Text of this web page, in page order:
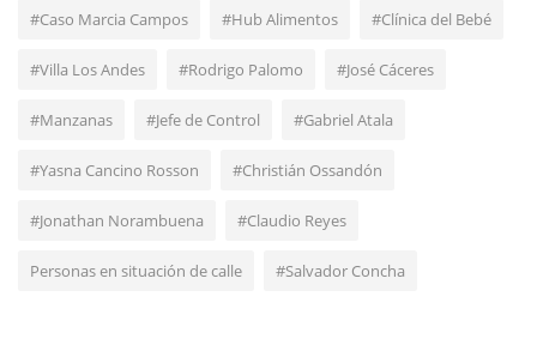
#Caso Marcia Campos #Hub Alimentos #Clínica del Bebé
#Villa Los Andes #Rodrigo Palomo #José Cáceres
#Manzanas #Jefe de Control #Gabriel Atala
#Yasna Cancino Rosson #Christián Ossandón
#Jonathan Norambuena #Claudio Reyes
Personas en situación de calle #Salvador Concha